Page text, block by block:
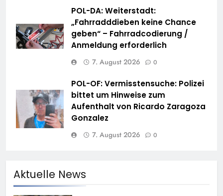
POL-DA: Weiterstadt:
„Fahrradddieben keine Chance
geben“ – Fahrradcodierung /
Anmeldung erforderlich
7. August 2026 0
POL-OF: Vermisstensuche: Polizei
bittet um Hinweise zum
Aufenthalt von Ricardo Zaragoza
Gonzalez
7. August 2026 0
Aktuelle News